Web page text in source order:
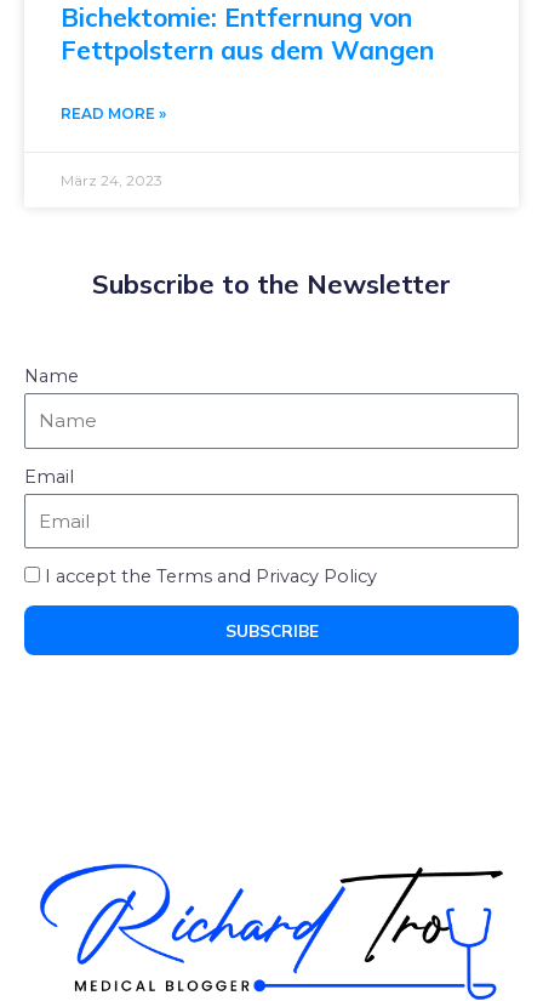
Bichektomie: Entfernung von
Fettpolstern aus dem Wangen
READ MORE »
März 24, 2023
Subscribe to the Newsletter
Name
Email
I accept the Terms and Privacy Policy
SUBSCRIBE